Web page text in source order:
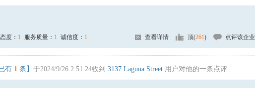
度： 1 服务质量： 1 诚信度： 1 查看详情 顶(261) 点评该企业
有 1 条】 于2024/9/26 2:51:24收到 3137 Laguna Street 用户对他的一条点评